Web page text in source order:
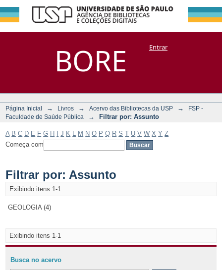
BORE
Filtrar por:
Assunto
DSpace/Manakin + CoriscoEntrar
Página Inicial → Livros → Acervo das Bibliotecas da USP →
FSP -
Faculdade de Saúde Pública
→ Filtrar por: Assunto
A B C D E F G H J K M N O P Q R S T U V W X Y Z
Começa com
Filtrar por: Assunto
Exibindo itens 1-1
GEOLOGIA (4)
Exibindo itens 1-1
Busca no acervo